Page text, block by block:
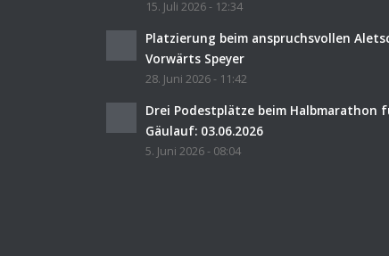
15. Juli 2026 - 12:34
Platzierung beim anspruchsvollen
Vorwärts Speyer
28. Juni 2026 - 11:42
Drei Podestplätze beim Halbmarathon
Gäulauf: 03.06.2026
5. Juni 2026 - 08:04